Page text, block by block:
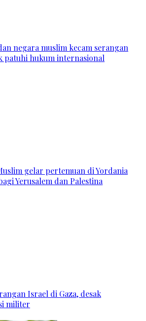
negara muslim kecam serangan
patuhi hukum internasional
gelar pertemuan di Yordania
Yerusalem dan Palestina
Israel di Gaza, desak
militer